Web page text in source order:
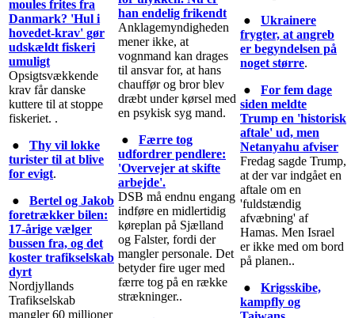
moules frites fra
Danmark? 'Hul i
hovedet-krav' gør
udskældt fiskeri
umuligt
Opsigtsvækkende
krav får danske
kuttere til at stoppe
fiskeriet. .
● Thy vil lokke
turister til at blive
for evigt.
● Bertel og Jakob
foretrækker bilen:
17-årige vælger
bussen fra, og det
koster trafikselskab
dyrt
Nordjyllands
Trafikselskab
mangler 60 millioner
han endelig frikendt
Anklagemyndigheden
mener ikke, at
vognmand kan drages
til ansvar for, at hans
chauffør og bror blev
dræbt under kørsel med
en psykisk syg mand.
● Færre tog
udfordrer pendlere:
'Overvejer at skifte
arbejde'.
DSB må endnu engang
indføre en midlertidig
køreplan på Sjælland
og Falster, fordi der
mangler personale. Det
betyder fire uger med
færre tog på en række
strækninger..
● Ukrainere
frygter, at angreb
er begyndelsen på
noget større.
● For fem dage
siden meldte
Trump en 'historisk
aftale' ud, men
Netanyahu afviser
Fredag sagde Trump,
at der var indgået en
aftale om en
'fuldstændig
afvæbning' af
Hamas. Men Israel
er ikke med om bord
på planen..
● Krigsskibe,
kampfly og